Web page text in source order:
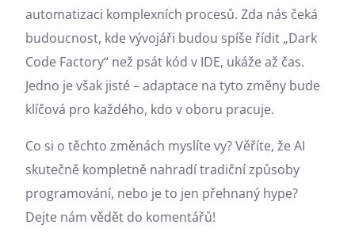
automatizaci komplexních procesů. Zda nás čeká
budoucnost, kde vývojáři budou spíše řídit „Dark
Code Factory“ než psát kód v IDE, ukáže až čas.
Jedno je však jisté – adaptace na tyto změny bude
klíčová pro každého, kdo v oboru pracuje.
Co si o těchto změnách myslíte vy? Věříte, že AI
skutečně kompletně nahradí tradiční způsoby
programování, nebo je to jen přehnaný hype?
Dejte nám vědět do komentářů!